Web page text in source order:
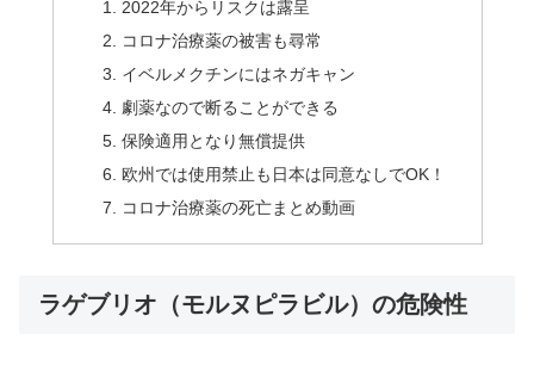
2022年からリスクは露呈
コロナ治療薬の被害も尋常
イベルメクチンにはネガキャン
劇薬なので断ることができる
保険適用となり無償提供
欧州では使用禁止も日本は同意なしでOK！
コロナ治療薬の死亡まとめ動画
ラゲブリオ（モルヌピラビル）の危険性